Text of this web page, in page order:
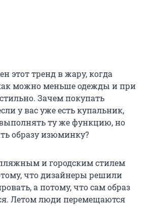
этот тренд в жару, когда
можно меньше одежды и при
Зачем покупать
у вас уже есть купальник,
ту же функцию, но
образу изюминку?
и городским стилем
что дизайнеры решили
а потому, что сам образ
Летом люди перемещаются